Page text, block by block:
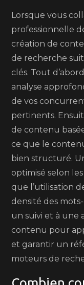
Lorsque vous
professionnelle
création de
de recherche
clés. Tout
analyse
de vos
pertinents.
de contenu
ce que le
bien structuré.
optimisé selon
que l’utilisation
densité des
un suivi et à une
contenu pour
et garantir un
moteurs de